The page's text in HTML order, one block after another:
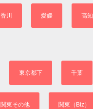
香川 愛媛 高知
東京都下 千葉
関東その他 関東（Biz）